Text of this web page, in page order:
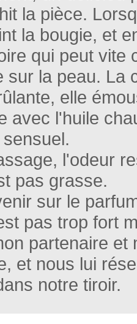
la pièce.
la bougie, et
qui peut vite
sur la peau. La
elle
avec l'huile
l'odeur
pas grasse.
sur le
pas trop fort
partenaire et
et nous lui
notre tiroir.